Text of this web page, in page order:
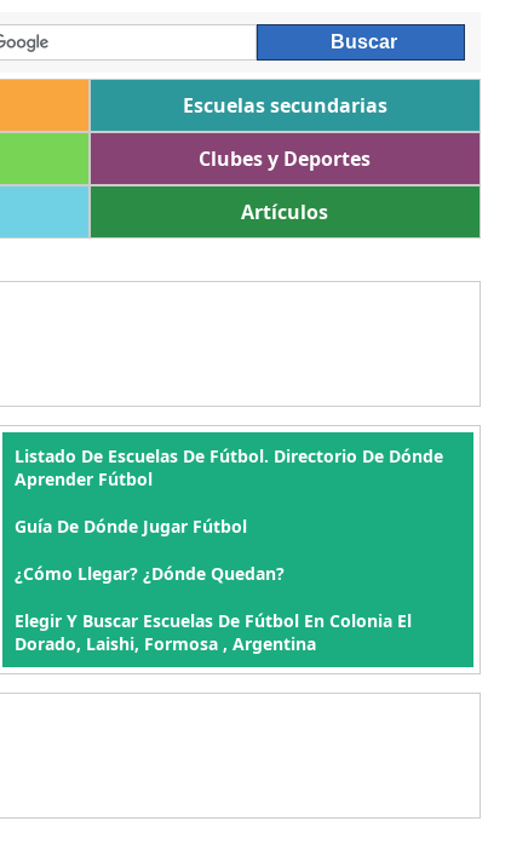
Escuelas secundarias
Clubes y Deportes
Artículos
Listado De Escuelas De Fútbol. Directorio De Dónde
Aprender Fútbol
Guía De Dónde Jugar Fútbol
¿Cómo Llegar? ¿Dónde Quedan?
Elegir Y Buscar Escuelas De Fútbol En Colonia El
Dorado, Laishi, Formosa , Argentina